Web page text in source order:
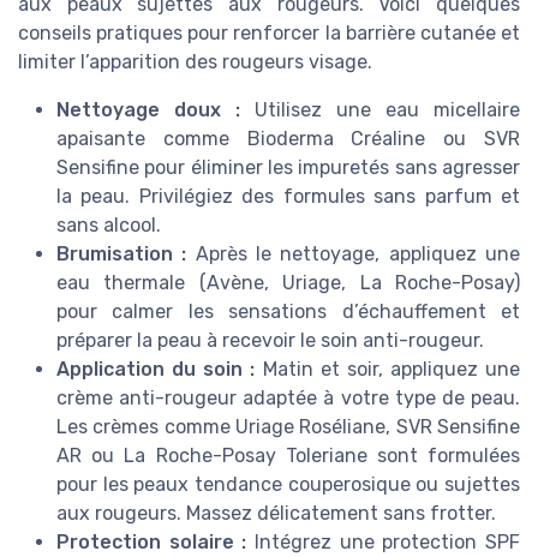
conseils pratiques pour renforcer la barrière cutanée et
limiter l’apparition des rougeurs visage.
Nettoyage doux : Utilisez une eau micellaire
apaisante comme Bioderma Créaline ou SVR
Sensifine pour éliminer les impuretés sans agresser
la peau. Privilégiez des formules sans parfum et
sans alcool.
Brumisation : Après le nettoyage, appliquez une
eau thermale (Avène, Uriage, La Roche-Posay)
pour calmer les sensations d’échauffement et
préparer la peau à recevoir le soin anti-rougeur.
Application du soin : Matin et soir, appliquez une
crème anti-rougeur adaptée à votre type de peau.
Les crèmes comme Uriage Roséliane, SVR Sensifine
AR ou La Roche-Posay Toleriane sont formulées
pour les peaux tendance couperosique ou sujettes
aux rougeurs. Massez délicatement sans frotter.
Protection solaire : Intégrez une protection SPF